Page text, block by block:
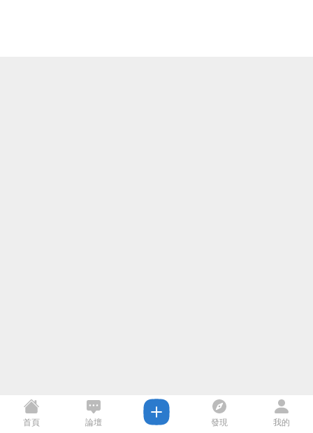
首頁 論壇 發現 我的